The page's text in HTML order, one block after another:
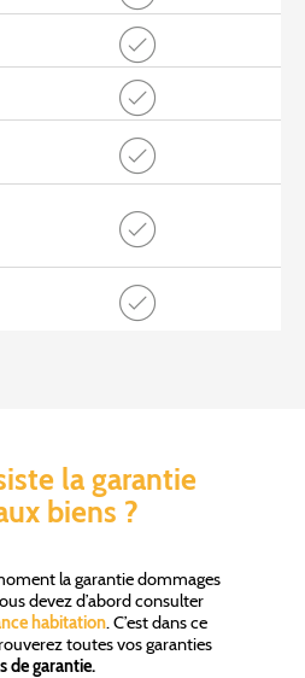
la garantie
biens ?
la garantie dommages
devez d’abord consulter
habitation. C’est dans ce
toutes vos garanties
de garantie.